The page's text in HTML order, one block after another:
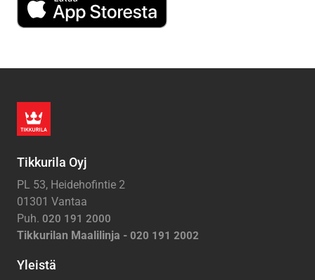
Tikkurila Oyj
PL 53, Heidehofintie 2
01301 Vantaa
Puh. 020 191 2000
Tikkurilan Maalilinja - 020 191 2002
Yleistä